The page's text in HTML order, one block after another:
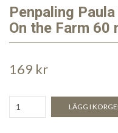
Penpaling
On the Farm 60
169 kr
LÄGG I